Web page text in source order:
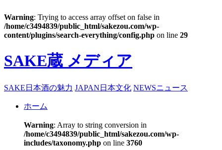
Warning: Trying to access array offset on false in
/home/c3494839/public_html/sakezou.com/wp-
content/plugins/search-everything/config.php on line 29
SAKE蔵 メディア
SAKE 日本酒の魅力 JAPAN 日本文化 NEWSニュース
ホーム
Warning: Array to string conversion in
/home/c3494839/public_html/sakezou.com/wp-
includes/taxonomy.php on line 3760